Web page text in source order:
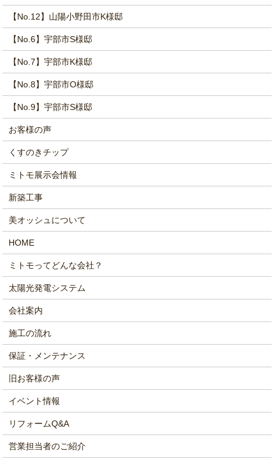
【No.12】山陽小野田市K様邸
【No.6】宇部市S様邸
【No.7】宇部市K様邸
【No.8】宇部市O様邸
【No.9】宇部市S様邸
お客様の声
くすのきチップ
ミトモ展示会情報
新築工事
美オッシュについて
HOME
ミトモってどんな会社？
太陽光発電システム
会社案内
施工の流れ
保証・メンテナンス
旧お客様の声
イベント情報
リフォームQ&A
営業担当者のご紹介